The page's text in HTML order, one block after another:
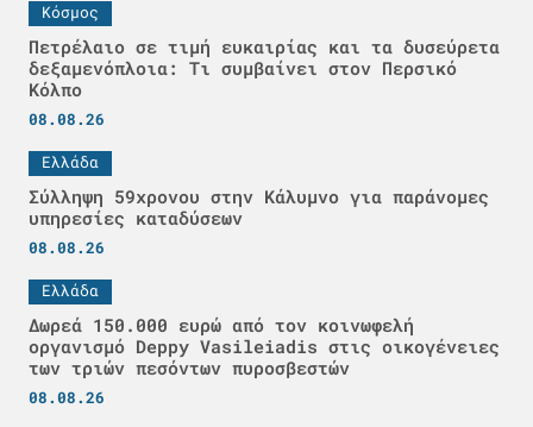
Κόσμος
Πετρέλαιο σε τιμή ευκαιρίας και τα δυσεύρετα
δεξαμενόπλοια: Τι συμβαίνει στον Περσικό
Κόλπο
08.08.26
Ελλάδα
Σύλληψη 59χρονου στην Κάλυμνο για παράνομες
υπηρεσίες καταδύσεων
08.08.26
Ελλάδα
Δωρεά 150.000 ευρώ από τον κοινωφελή
οργανισμό Deppy Vasileiadis στις οικογένειες
των τριών πεσόντων πυροσβεστών
08.08.26